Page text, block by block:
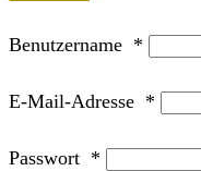
Benutzername *
E-Mail-Adresse *
Passwort *